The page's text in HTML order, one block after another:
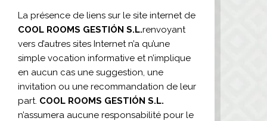
La présence de liens sur le site internet de
COOL ROOMS GESTIÓN S.L.renvoyant
vers d’autres sites Internet n’a qu’une
simple vocation informative et n’implique
en aucun cas une suggestion, une
invitation ou une recommandation de leur
part. COOL ROOMS GESTIÓN S.L.
n’assumera aucune responsabilité pour le